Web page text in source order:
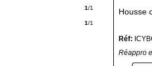
1/1
1/1
Housse
Réf:
Réappro